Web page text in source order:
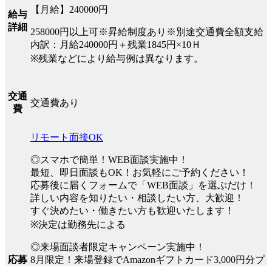
給与
詳細
【月給】240000円
258000円以上可※昇給制度あり※別途交通費全額支給
内訳：月給240000円＋残業1845円×10Ｈ
※残業などにより給与例は異なります。
交通
費
交通費あり
応募
リモート面接OK
◎スマホで簡単！WEB面談実施中！
最短、即日面談もOK！お気軽にご予約ください！
応募後に届くフォームで「WEB面談」を選ぶだけ！
詳しい内容を知りたい・相談したい方、大歓迎！
すぐ決めたい・働きたい方も歓迎いたします！
※決定は勤務先による
◎来場面談者限定キャンペーン実施中！
8月限定！来場登録でAmazonギフトカード3,000円分プ